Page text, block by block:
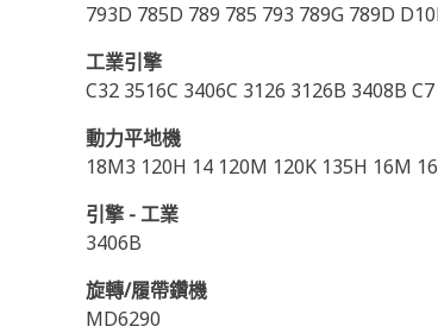
793D 785D 789 785 793 789G 789D
工業引擎
C32 3516C 3406C 3126 3126B 3408B
動力平地機
18M3 120H 14 120M 120K 135H 16M
引擎 - 工業
3406B
旋轉/履帶鑽機
MD6290